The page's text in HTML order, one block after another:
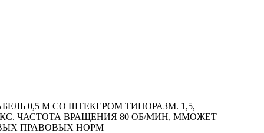
0,5 М СО ШТЕКЕРОМ ТИПОРАЗМ. 1,5,
ЧАСТОТА ВРАЩЕНИЯ 80 ОБ/MИН, ММОЖЕТ
ПРАВОВЫХ НОРМ